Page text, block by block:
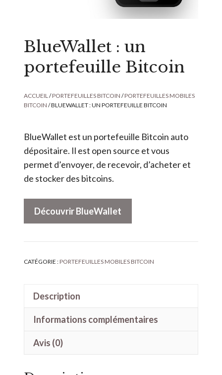
BlueWallet : un
portefeuille Bitcoin
ACCUEIL/PORTEFEUILLES BITCOIN /PORTEFEUILLES MOBILES
BITCOIN / BLUEWALLET : UN PORTEFEUILLE BITCOIN
BlueWallet est un portefeuille Bitcoin auto
dépositaire. Il est open source et vous
permet d’envoyer, de recevoir, d’acheter et
de stocker des bitcoins.
Découvrir BlueWallet
r
CATÉGORIE : PORTEFEUILLES MOBILES BITCOIN
Description
Informations complémentaires
Avis (0)